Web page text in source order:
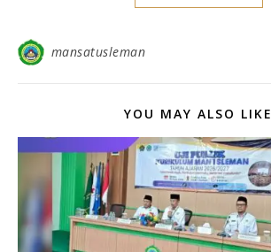
mansatusleman
YOU MAY ALSO LIKE